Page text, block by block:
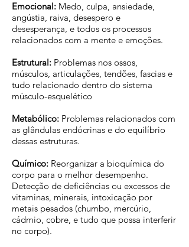
Emocional: Medo, culpa, ansiedade,
angústia, raiva, desespero e
desesperança, e todos os processos
relacionados com a mente e emoções.
Estrutural: Problemas nos ossos,
músculos, articulações, tendões, fascias e
tudo relacionado dentro do sistema
músculo-esquelético
Metabólico: Problemas relacionados com
as glândulas endócrinas e do equilíbrio
dessas estruturas.
Químico: Reorganizar a bioquímica do
corpo para o melhor desempenho.
Detecção de deficiências ou excessos de
vitaminas, minerais, intoxicação por
metais pesados (chumbo, mercúrio,
cádmio, cobre, e tudo que possa interferir
no corpo).